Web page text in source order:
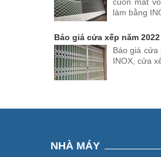
làm bằng
Báo giá cửa xếp năm 2022
Báo giá
INOX, cửa
NHÀ MÁY